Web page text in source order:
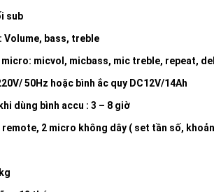
sub
Volume, bass, treble
micvol, micbass, mic treble, repeat,
50Hz hoặc bình ắc quy DC12V/14Ah
dùng bình accu : 3 – 8 giờ
2 micro không dây ( set tần số,